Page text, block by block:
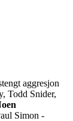
aggresjon
Todd Snider,
Simon -